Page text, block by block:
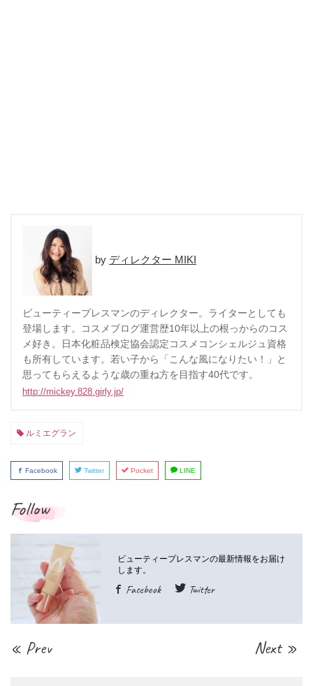
ディレクター MIKI
ビューティープレスマンのディレクター。ライターとしても
登場します。コスメブログ運営歴10年以上の根っからのコス
メ好き。日本化粧品検定協会認定コスメコンシェルジュ資格
も所有しています。若い子から「こんな風になりたい！」と
思ってもらえるような歳の重ね方を目指す40代です。
http://mickey.828.girly.jp/
ルミエグラン
Facebook Twitter Pocket LINE
Follow
Facebook Twitter
« Prev Next »